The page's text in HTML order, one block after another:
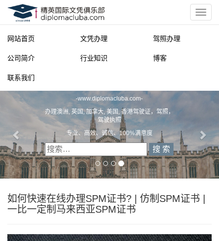
网站首页 文凭办理 驾照办理
公司简介 行业知识 博客
联系我们
-www.diplomacluba.com-
办理澳洲, 英国, 加拿大, 美国, 香港驾驶证，驾照，
驾驶执照
专业、高效、诚信、100%满意度
如何快速在线办理SPM证书? | 仿制SPM证书 |
一比一定制马来西亚SPM证书